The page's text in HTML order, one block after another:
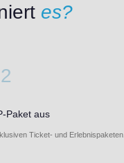
es?
2
Paket aus
Ticket- und Erlebnispaketen.